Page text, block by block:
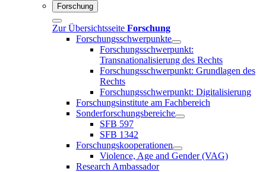
Forschung
Zur Übersichtsseite Forschung
Forschungsschwerpunkte
Forschungsschwerpunkt:
Transnationalisierung des Rechts
Forschungsschwerpunkt: Grundlagen des
Rechts
Forschungsschwerpunkt: Digitalisierung
Forschungsinstitute am Fachbereich
Sonderforschungsbereiche
SFB 597
SFB 1342
Forschungskooperationen
Violence, Age and Gender (VAG)
Research Ambassador